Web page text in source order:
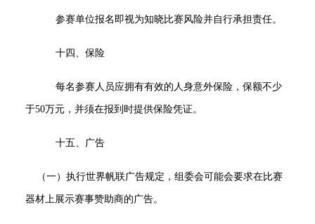
参赛单位报名即视为知晓比赛风险并自行承担责任。
十四、保险
每名参赛人员应拥有有效的人身意外保险，保额不少
于50万元，并须在报到时提供保险凭证。
十五、广告
（一）执行世界帆联广告规定，组委会可能会要求在比赛
器材上展示赛事赞助商的广告。